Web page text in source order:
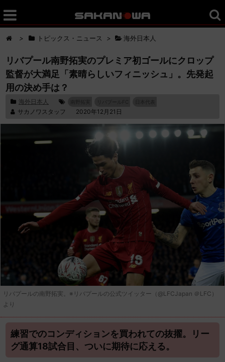
> トピックス・ニュース > 海外日本人
リバプール南野拓実のプレミア初ゴールにクロップ
監督が大満足「素晴らしいフィニッシュ」。先発起
用の決め手は？
海外日本人
サカノワスタッフ 2020年12月21日
リバプールの南野拓実。※リバプールの公式ツイッター（@LFCJapan ＠LFC）
より
練習でのコンディションを買われての抜擢。リー
グ通算18試合目、ついに期待に応える。